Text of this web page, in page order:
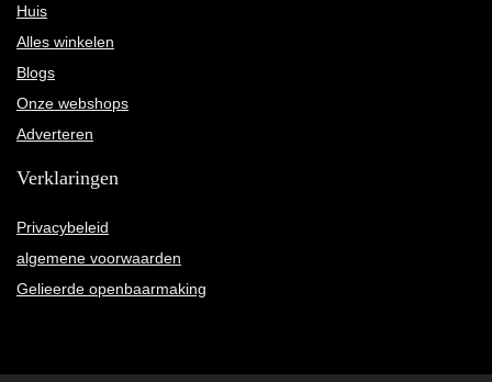
Huis
Alles winkelen
Blogs
Onze webshops
Adverteren
Verklaringen
Privacybeleid
algemene voorwaarden
Gelieerde openbaarmaking